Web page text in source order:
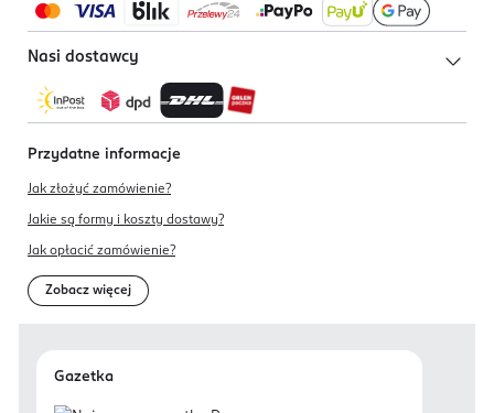
Nasi dostawcy
Przydatne informacje
Jak złożyć zamówienie?
Jakie są formy i koszty dostawy?
Jak opłacić zamówienie?
Zobacz więcej
Gazetka